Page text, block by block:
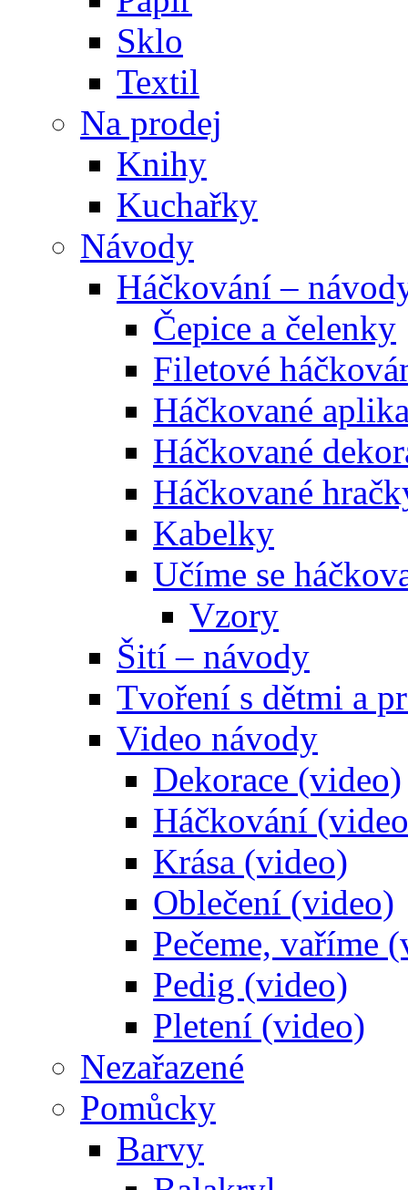
Sklo
Textil
Na prodej
Knihy
Kuchařky
Návody
Háčkování –
Čepice a čelenky
Filetové
Háčkované
Háčkované
Háčkované
Kabelky
Učíme se
Vzory
Šití – návody
Tvoření s dětmi a
Video návody
Dekorace (video)
Háčkování
Krása (video)
Oblečení (video)
Pečeme, vaříme
Pedig (video)
Pletení (video)
Nezařazené
Pomůcky
Barvy